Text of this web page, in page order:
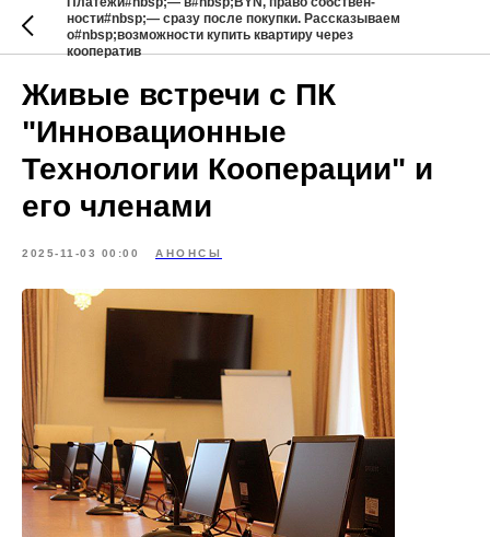
ности#nbsp;— сразу после покупки. Рассказываем
о#nbsp;возможности купить квартиру через
кооператив
Живые встречи с ПК
"Инновационные
Технологии Кооперации" и
его членами
2025-11-03 00:00 АНОНСЫ